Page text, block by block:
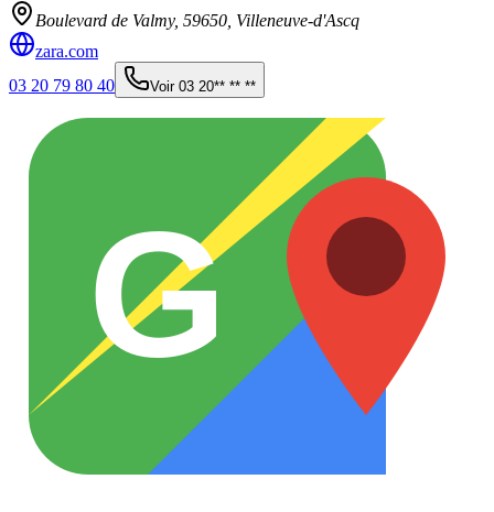
Boulevard de Valmy, 59650 Villeneuve-d'Ascq
zara.com
03 20 79 80 40
Voir 03 20** ** **
G